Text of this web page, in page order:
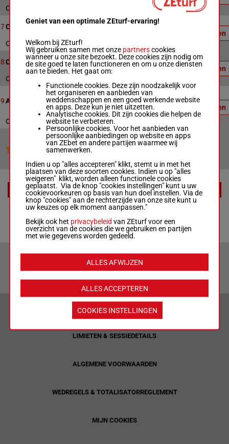
Officiële uitslag : 7 - 6 - 4
7Course 7 17:59
Uitslagen
Officiële uitslag : 6 - 3 - 7
8Course 8 8 2640m18:18
Officiële
uitslag:
1 - 5 - 4
Uitslagen
Officiële uitslag : 1 - 5 - 4
9Amatörlopp 132140m18:37
Officiële
uitslag:
3 - 8 -
14
Uitslagen
Officiële uitslag : 3 - 8 - 14
Jouw favoriete paarden
EXTRA
Racecards
VERANTWOORD WEDDEN & PRIVACYVERKLARING
LIMIETEN & SESSIEDETAILS
ALGEMENE VOORWAARDEN
WEDREGELS & TOTALISATORREGLEMENT
MIJN COOKIES
Geniet van een optimale ZEturf-ervaring!
Welkom bij ZEturf!
Wij gebruiken samen met onze partnerscookies
wanneer u onze site bezoekt. Deze cookies zijn nodig om
de site goed te laten functioneren en om u onze diensten
aan te bieden. Het gaat om:
Functionele cookies. Deze zijn noodzakelijk voor
het organiseren en aanbieden van
weddenschappen en een goed werkende website
en apps. Deze kun je niet uitzetten.
Analytische cookies. Dit zijn cookies die helpen de
website te verbeteren.
Persoonlijke cookies. Voor het aanbieden van
persoonlijke aanbiedingen op website en apps
van ZEbet en andere partijen waarmee wij
samenwerken.
Indien u op "alles accepteren" klikt, stemt u in met het
plaatsen van deze soorten cookies. Indien u op "alles
weigeren" klikt, worden alleen functionele cookies
geplaatst. Via de knop "cookies instellingen" kunt u uw
cookievoorkeuren op basis van hun doel instellen. Via de
knop "cookies" aan de rechterzijde van onze site kunt u
uw keuzes op elk moment aanpassen."
Bekijk ook het privacybeleid van ZEturf voor een
overzicht van de cookies die we gebruiken en partijen
met wie gegevens worden gedeeld.
ALLES ACCEPTEREN
ALLES AFWIJZEN
COOKIES INSTELLINGEN